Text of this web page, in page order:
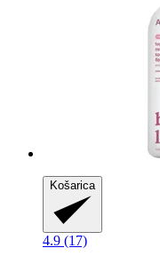
Košarica
4.9 (17)